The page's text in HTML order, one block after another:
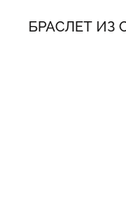
БРАСЛЕТ ИЗ